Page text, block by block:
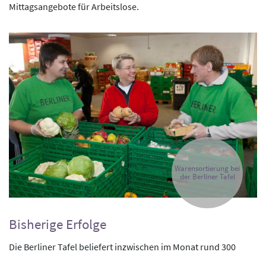
Mittagsangebote für Arbeitslose.
Warensortierung bei
der Berliner Tafel
Bisherige Erfolge
Die Berliner Tafel beliefert inzwischen im Monat rund 300